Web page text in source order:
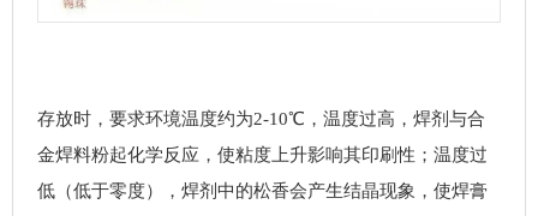
存放时，要求环境温度约为2-10℃，温度过高，焊剂与合
金焊料粉起化学反应，使粘度上升影响其印刷性；温度过
低（低于零度），焊剂中的松香会产生结晶现象，使焊膏